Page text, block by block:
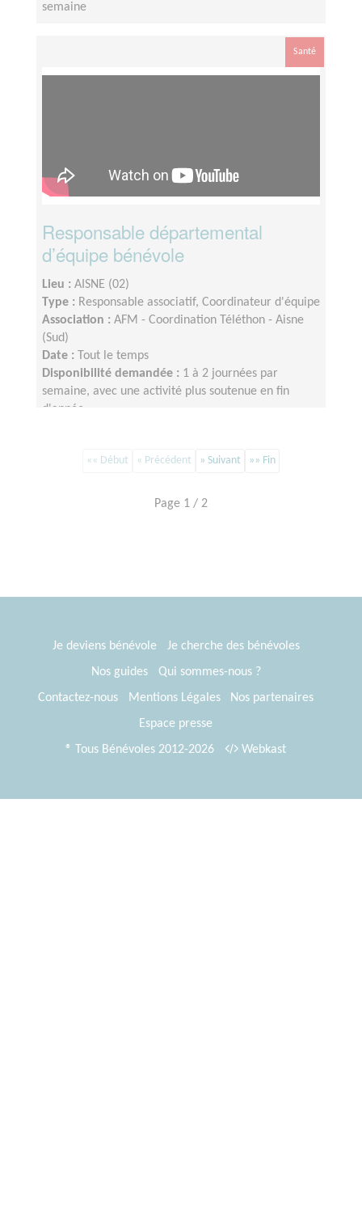
semaine
Santé
Responsable départemental
d’équipe bénévole
Lieu : AISNE (02)
Type : Responsable associatif, Coordinateur d'équipe
Association : AFM - Coordination Téléthon - Aisne
(Sud)
Date :
Tout le temps
Disponibilité demandée : 1 à 2 journées par
semaine, avec une activité plus soutenue en fin
d'année
«« Début « Précédent » Suivant »» Fin
Page 1 / 2
Je deviens bénévole
Je cherche des bénévoles
Nos guides
Qui sommes-nous ?
Contactez-nous
Mentions Légales
Nos partenaires
Espace presse
® Tous Bénévoles 2012-2026
Webkast